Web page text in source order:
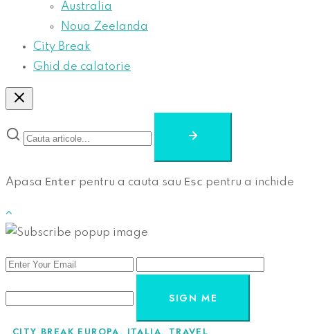
Australia
Noua Zeelanda
City Break
Ghid de calatorie
Apasa Enter pentru a cauta sau Esc pentru a inchide
SIGN ME